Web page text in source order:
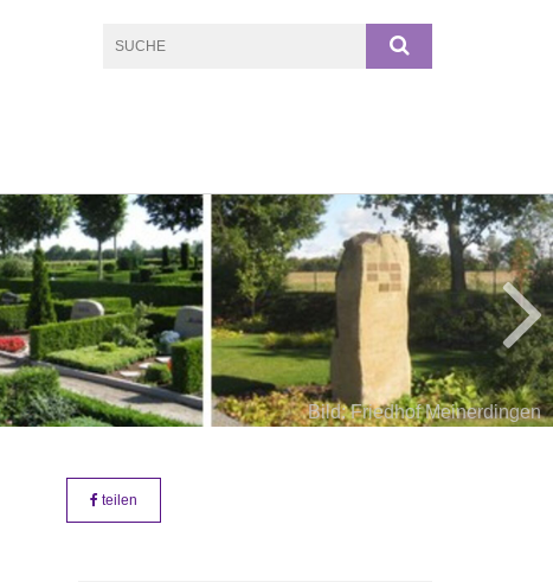
Bild: Friedhof Meinerdingen
teilen